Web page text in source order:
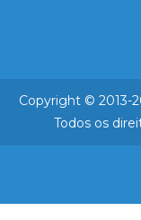
Copyright © 2013-
Todos os